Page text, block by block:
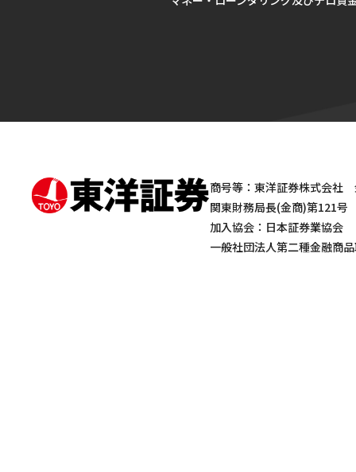
商号等：東洋証券株式会社
関東財務局長(金商)第121号
加入協会：日本証券業協会
一般社団法人第二種金融商